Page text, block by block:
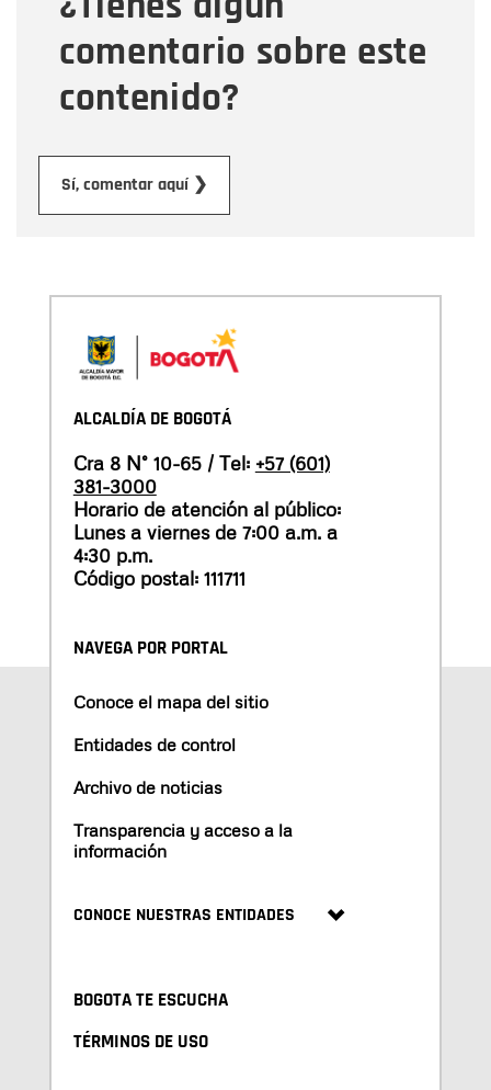
comentario sobre este
contenido?
Sí, comentar aquí ❯
ALCALDÍA DE BOGOTÁ
Cra 8 N° 10-65 / Tel: +57 (601)
381-3000
Horario de atención al público:
Lunes a viernes de 7:00 a.m. a
4:30 p.m.
Código postal: 111711
NAVEGA POR PORTAL
Conoce el mapa del sitio
Entidades de control
Archivo de noticias
Transparencia y acceso a la
información
CONOCE NUESTRAS ENTIDADES
BOGOTA TE ESCUCHA
TÉRMINOS DE USO